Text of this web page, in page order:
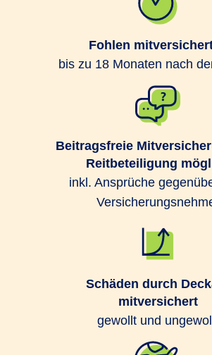
Fohlen
bis zu 18 Monaten nach
Beitragsfreie
Reitbeteiligung
inkl. Ansprüche
Schäden durch
mitversichert
gewollt und